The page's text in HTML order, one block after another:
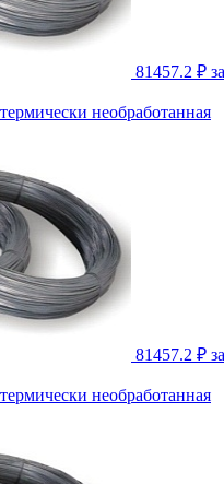
81457.2 ₽ за
необработанная
81457.2 ₽ за
необработанная